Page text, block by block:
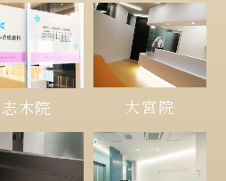
志木院 大宮院